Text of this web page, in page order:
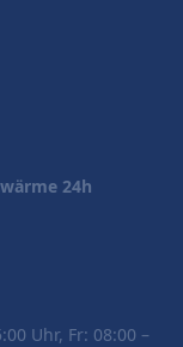
24h
Uhr, Fr: 08:00 –